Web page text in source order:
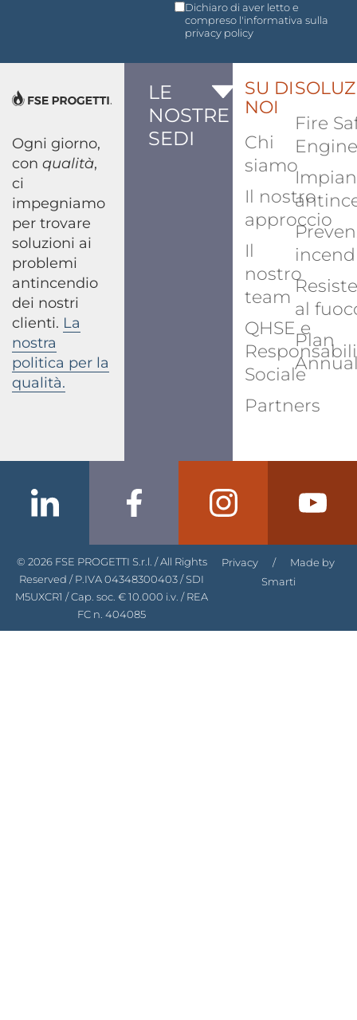
Dichiaro di aver letto e
compreso l'informativa sulla
privacy policy
Ogni giorno,
con qualità,
ci
impegniamo
per trovare
soluzioni ai
problemi
antincendio
dei nostri
clienti. La
nostra
politica per la
qualità.
LE
NOSTRE
SEDI
SU DI
NOI
Chi
siamo
Il nostro
approccio
Il
nostro
team
QHSE e
Sociale
Partners
Fire
al
Plan
© 2026 FSE PROGETTI S.r.l. / All Rights
Reserved / P.IVA 04348300403 / SDI
M5UXCR1 / Cap. soc. € 10.000 i.v. / REA
FC n. 404085
Privacy / Made by
Smarti